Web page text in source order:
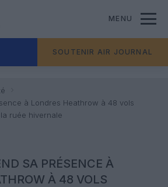
MENU
SOUTENIR AIR JOURNAL
à Londres Heathrow à 48 vols
ruée hivernale
SA PRÉSENCE À
À 48 VOLS